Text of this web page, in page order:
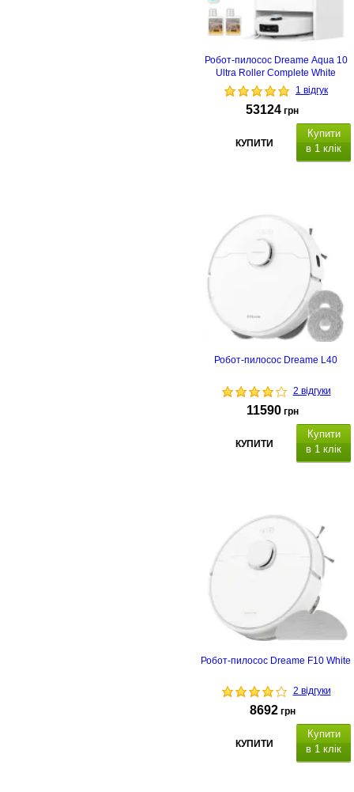
Робот-пилосос Dreame Aqua 10
Ultra Roller Complete White
1 відгук
53124 грн
КУПИТИ
Купити
в 1 клік
Робот-пилосос Dreame L40
2 відгуки
11590 грн
КУПИТИ
Купити
в 1 клік
Робот-пилосос Dreame F10 White
2 відгуки
8692 грн
КУПИТИ
Купити
в 1 клік